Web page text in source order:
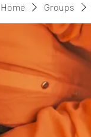
Home Groups